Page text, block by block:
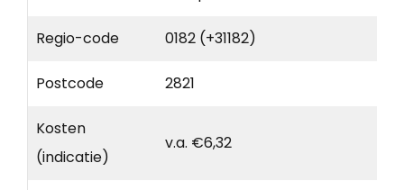
Regio-code 0182 (+31182)
Postcode 2821
Kosten
(indicatie)
v.a. €6,32